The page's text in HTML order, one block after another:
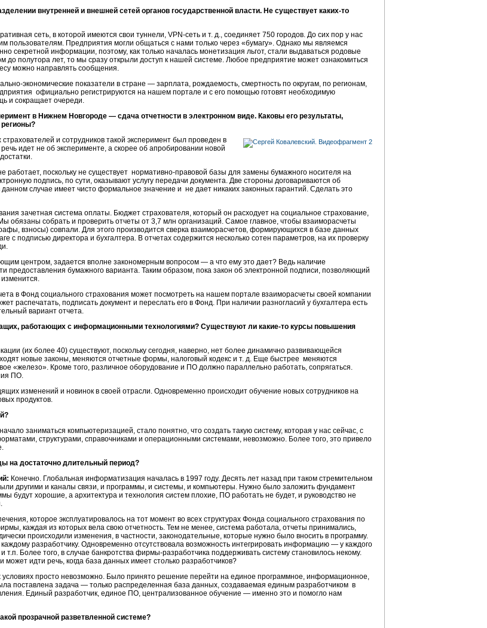
внутренней и внешней сетей органов государственной власти. Не существует каких-то
сеть, в которой имеются свои туннели, VPN-сеть и т. д., соединяет 750 городов. До сих пор у нас
пользователям. Предприятия могли общаться с нами только через «бумагу». Однако мы являемся
секретной информации, поэтому, как только началась монетизация льгот, стали выдаваться родовые
до полутора лет, то мы сразу открыли доступ к нашей системе. Любое предприятие может ознакомиться
можно направлять сообщения.
экономические показатели в стране — зарплата, рождаемость, смертность по округам, по регионам,
официально регистрируются на нашем портале и с его помощью готовят необходимую
и сокращает очереди.
в Нижнем Новгороде — сдача отчетности в электронном виде. Каковы его результаты,
регионы?
и сотрудников такой эксперимент был проведен в
идет не об эксперименте, а скорее об апробировании новой
работает, поскольку не существует нормативно-правовой базы для замены бумажного носителя на
подпись, по сути, оказывают услугу передачи документа. Две стороны договариваются об
случае имеет чисто формальное значение и не дает никаких законных гарантий. Сделать это
зачетная система оплаты. Бюджет страхователя, который он расходует на социальное страхование,
обязаны собрать и проверить отчеты от 3,7 млн организаций. Самое главное, чтобы взаиморасчеты
взносы) совпали. Для этого производится сверка взаиморасчетов, формирующихся в базе данных
с подписью директора и бухгалтера. В отчетах содержится несколько сотен параметров, на их проверку
центром, задается вполне закономерным вопросом — а что ему это дает? Ведь наличие
предоставления бумажного варианта. Таким образом, пока закон об электронной подписи, позволяющий
в Фонд социального страхования может посмотреть на нашем портале взаиморасчеты своей компании
распечатать, подписать документ и переслать его в Фонд. При наличии разногласий у бухгалтера есть
вариант отчета.
работающих с информационными технологиями? Существуют ли какие-то курсы повышения
(их более 40) существуют, поскольку сегодня, наверно, нет более динамично развивающейся
новые законы, меняются отчетные формы, налоговый кодекс и т. д. Еще быстрее меняются
«железо». Кроме того, различное оборудование и ПО должно параллельно работать, сопрягаться.
ПО.
изменений и новинок в своей отрасли. Одновременно происходит обучение новых сотрудников на
продуктов.
заниматься компьютеризацией, стало понятно, что создать такую систему, которая у нас сейчас, с
структурами, справочниками и операционными системами, невозможно. Более того, это привело
на достаточно длительный период?
Конечно. Глобальная информатизация началась в 1997 году. Десять лет назад при таком стремительном
другими и каналы связи, и программы, и системы, и компьютеры. Нужно было заложить фундамент
будут хорошие, а архитектура и технология систем плохие, ПО работать не будет, и руководство не
которое эксплуатировалось на тот момент во всех структурах Фонда социального страхования по
каждая из которых вела свою отчетность. Тем не менее, система работала, отчеты принимались,
происходили изменения, в частности, законодательные, которые нужно было вносить в программу.
разработчику. Одновременно отсутствовала возможность интегрировать информацию — у каждого
т.п. Более того, в случае банкротства фирмы-разработчика поддерживать систему становилось некому.
идти речь, когда база данных имеет столько разработчиков?
просто невозможно. Было принято решение перейти на единое программное, информационное,
поставлена задача — только распределенная база данных, создаваемая единым разработчиком в
Единый разработчик, единое ПО, централизованное обучение — именно это и помогло нам
прозрачной разветвленной системе?